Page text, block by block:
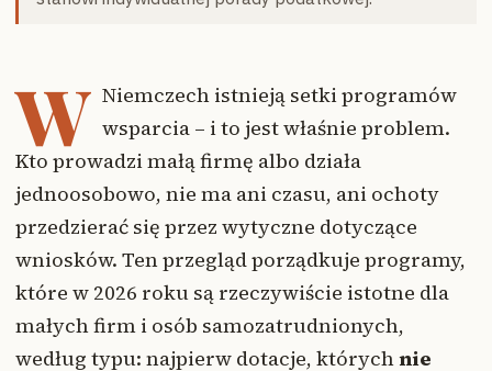
W Niemczech istnieją setki programów
wsparcia – i to jest właśnie problem.
Kto prowadzi małą firmę albo działa
jednoosobowo, nie ma ani czasu, ani ochoty
przedzierać się przez wytyczne dotyczące
wniosków. Ten przegląd porządkuje programy,
które w 2026 roku są rzeczywiście istotne dla
małych firm i osób samozatrudnionych,
według typu: najpierw dotacje, którychnie